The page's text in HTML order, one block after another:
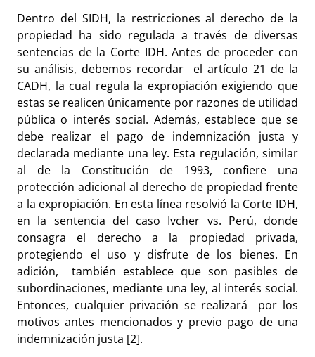
Dentro del SIDH, la restricciones al derecho de la
propiedad ha sido regulada a través de diversas
sentencias de la Corte IDH. Antes de proceder con
su análisis, debemos recordar el artículo 21 de la
CADH, la cual regula la expropiación exigiendo que
estas se realicen únicamente por razones de utilidad
pública o interés social. Además, establece que se
debe realizar el pago de indemnización justa y
declarada mediante una ley. Esta regulación, similar
al de la Constitución de 1993, confiere una
protección adicional al derecho de propiedad frente
a la expropiación. En esta línea resolvió la Corte IDH,
en la sentencia del caso Ivcher vs. Perú, donde
consagra el derecho a la propiedad privada,
protegiendo el uso y disfrute de los bienes. En
adición, también establece que son pasibles de
subordinaciones, mediante una ley, al interés social.
Entonces, cualquier privación se realizará por los
motivos antes mencionados y previo pago de una
indemnización justa [2].